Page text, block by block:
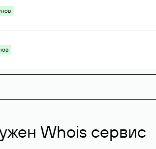
Whois сервис